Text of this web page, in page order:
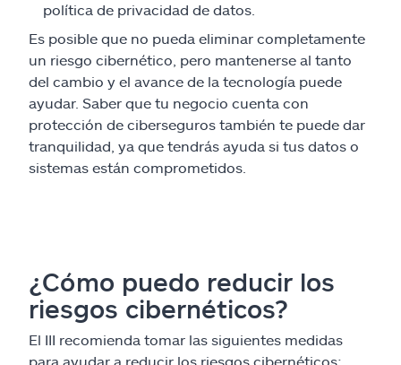
política de privacidad de datos.
Es posible que no pueda eliminar completamente
un riesgo cibernético, pero mantenerse al tanto
del cambio y el avance de la tecnología puede
ayudar. Saber que tu negocio cuenta con
protección de ciberseguros también te puede dar
tranquilidad, ya que tendrás ayuda si tus datos o
sistemas están comprometidos.
¿Cómo puedo reducir los
riesgos cibernéticos?
El III recomienda tomar las siguientes medidas
para ayudar a reducir los riesgos cibernéticos: